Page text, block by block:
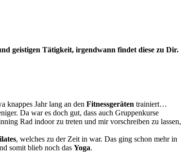
geistigen Tätigkeit, irgendwann findet diese zu Dir.
knappes Jahr lang an den Fitnessgeräten trainiert…
Da war es doch gut, dass auch Gruppenkurse
Rad indoor zu treten und mir vorschreiben zu lassen,
, welches zu der Zeit in war. Das ging schon mehr in
somit blieb noch das Yoga.